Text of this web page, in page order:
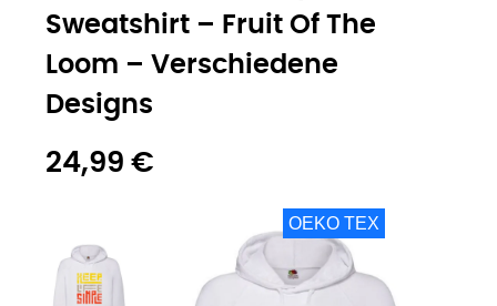
Sweatshirt – Fruit Of The
Loom – Verschiedene
Designs
24,99 €
OEKO TEX